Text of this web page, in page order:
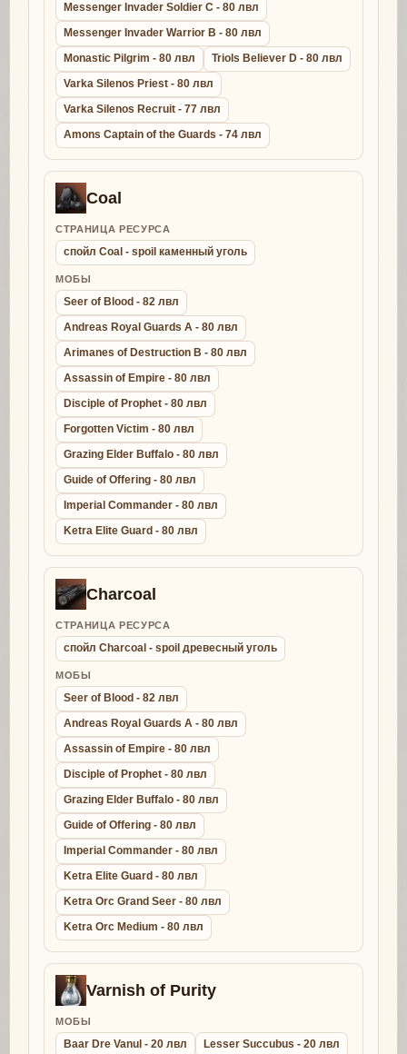
Messenger Invader Soldier C - 80 лвл
Messenger Invader Warrior B - 80 лвл
Monastic Pilgrim - 80 лвл
Triols Believer D - 80 лвл
Varka Silenos Priest - 80 лвл
Varka Silenos Recruit - 77 лвл
Amons Captain of the Guards - 74 лвл
Coal
СТРАНИЦА РЕСУРСА
спойл Coal - spoil каменный уголь
МОБЫ
Seer of Blood - 82 лвл
Andreas Royal Guards A - 80 лвл
Arimanes of Destruction B - 80 лвл
Assassin of Empire - 80 лвл
Disciple of Prophet - 80 лвл
Forgotten Victim - 80 лвл
Grazing Elder Buffalo - 80 лвл
Guide of Offering - 80 лвл
Imperial Commander - 80 лвл
Ketra Elite Guard - 80 лвл
Charcoal
СТРАНИЦА РЕСУРСА
спойл Charcoal - spoil древесный уголь
МОБЫ
Seer of Blood - 82 лвл
Andreas Royal Guards A - 80 лвл
Assassin of Empire - 80 лвл
Disciple of Prophet - 80 лвл
Grazing Elder Buffalo - 80 лвл
Guide of Offering - 80 лвл
Imperial Commander - 80 лвл
Ketra Elite Guard - 80 лвл
Ketra Orc Grand Seer - 80 лвл
Ketra Orc Medium - 80 лвл
Varnish of Purity
МОБЫ
Baar Dre Vanul - 20 лвл Lesser Succubus - 20 лвл